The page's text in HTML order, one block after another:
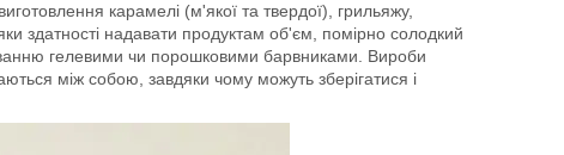
карамелі (м'якої та твердої), грильяжу,
здатності надавати продуктам об'єм, помірно солодкий
гелевими чи порошковими барвниками. Вироби
між собою, завдяки чому можуть зберігатися і